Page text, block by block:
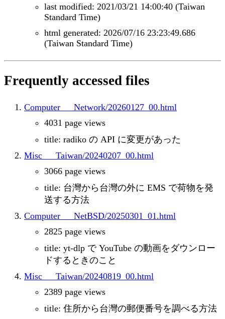
last modified: 2021/03/21 14:00:40 (Taiwan
Standard Time)
html generated: 2026/07/16 23:23:49.686
(Taiwan Standard Time)
Frequently accessed files
Computer___Network/20260127_00.html
4031 page views
title: radiko の API に変更があった
Misc___Taiwan/20240207_00.html
3066 page views
title: 台灣から台灣の外に EMS で荷物を発
送する方法
Computer___NetBSD/20250301_01.html
2825 page views
title: yt-dlp で YouTube の動画をダウンロー
ドするときのこと
Misc___Taiwan/20240819_00.html
2389 page views
title: 住所から台灣の郵便番号を調べる方法